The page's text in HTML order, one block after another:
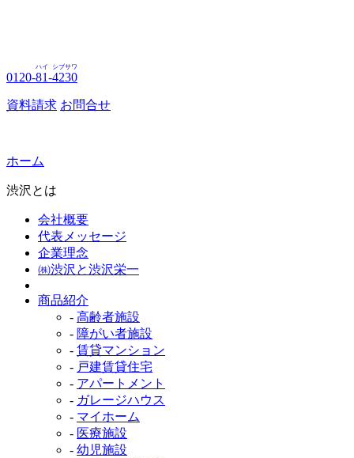
0120-81
ハイ
-4230
シブサワ
資料請求 お問合せ
ホーム
渋沢とは
会社概要
代表メッセージ
企業理念
㈱渋沢と渋沢栄一
商品紹介
- 高齢者施設
- 障がい者施設
- 賃貸マンション
- 戸建賃貸住宅
- アパートメント
- ガレージハウス
- マイホーム
- 医療施設
- 幼児施設